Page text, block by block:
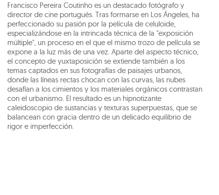
Francisco Pereira Coutinho es un destacado fotógrafo y
director de cine portugués. Tras formarse en Los Ángeles, ha
perfeccionado su pasión por la película de celuloide,
especializándose en la intrincada técnica de la "exposición
múltiple", un proceso en el que el mismo trozo de película se
expone a la luz más de una vez. Aparte del aspecto técnico,
el concepto de yuxtaposición se extiende también a los
temas captados en sus fotografías de paisajes urbanos,
donde las líneas rectas chocan con las curvas, las nubes
desafían a los cimientos y los materiales orgánicos contrastan
con el urbanismo. El resultado es un hipnotizante
caleidoscopio de sustancias y texturas superpuestas, que se
balancean con gracia dentro de un delicado equilibrio de
rigor e imperfección.